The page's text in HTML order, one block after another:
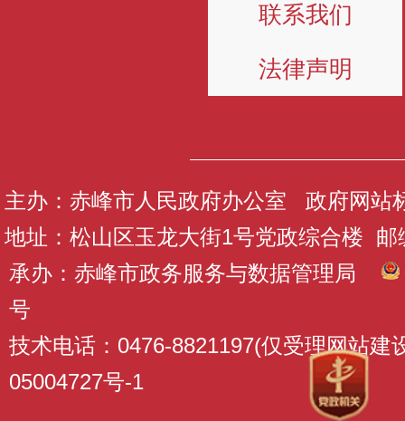
联系我们
法律声明
主办：赤峰市人民政府办公室 政府网站
地址：松山区玉龙大街1号党政综合楼 邮
承办：赤峰市政务服务与数据管理局
号
技术电话：0476-8821197(仅受理网站建
05004727号-1